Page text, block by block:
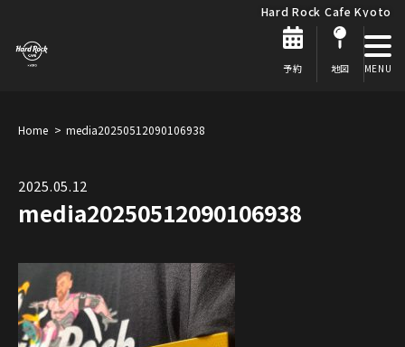
Hard Rock Cafe Kyoto
予約 地図
Home media20250512090106938
2025.05.12
media20250512090106938